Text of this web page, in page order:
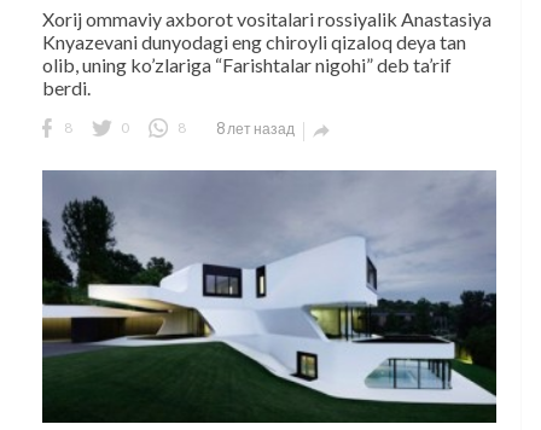
Xorij ommaviy axborot vositalari rossiyalik Anastasiya
Knyazevani dunyodagi eng chiroyli qizaloq deya tan
olib, uning ko’zlariga “Farishtalar nigohi” deb ta’rif
berdi.
8 0 8 8 лет назад 